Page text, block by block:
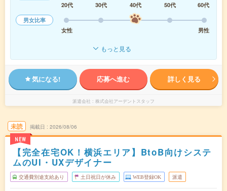
20代
30代 40代 50代
60代
男女比率
女性
男性
もっと見る
気になる! 応募へ進む 詳しく見る
派遣会社 株式会社アーデントスタッフ
未読
NEW
掲載日 2026/08/06
【完全在宅OK！横浜エリア】BtoB向けシステ
ムのUI・UXデザイナー
交通費別途支給あり 土日祝日が休み WEB登録OK 派遣